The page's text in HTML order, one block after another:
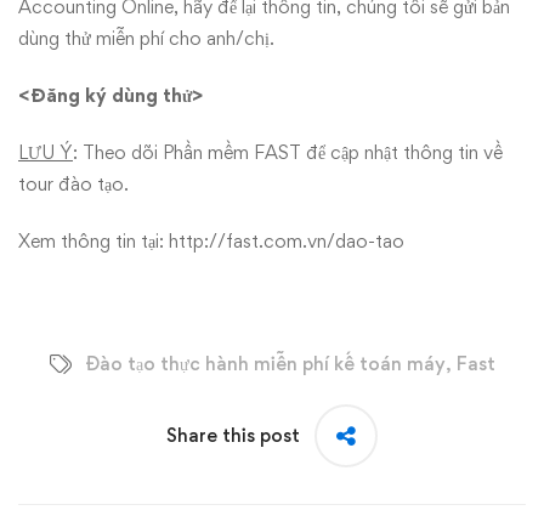
Accounting Online, hãy để lại thông tin, chúng tôi sẽ gửi bản
dùng thử miễn phí cho anh/chị.
<Đăng ký dùng thử>
LƯU Ý: Theo dõi Phần mềm FAST để cập nhật thông tin về
tour đào tạo.
Xem thông tin tại: http://fast.com.vn/dao-tao
Đào tạo thực hành miễn phí kế toán máy, Fast
Share this post